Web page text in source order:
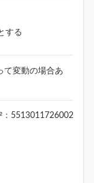
する
変動の場合あ
5513011726002